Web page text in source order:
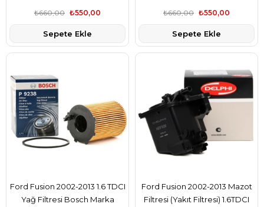
Marka 1729854
₺550,00
₺660,00
Sepete Ekle
Marka 1729854
₺550,00
₺660,00
Sepete Ekle
Ford Fusion 2002-2013 1.6 TDCI
Yağ Filtresi Bosch Marka
Ford Fusion 2002-2013 Mazot
Filtresi (Yakıt Filtresi) 1.6TDCI